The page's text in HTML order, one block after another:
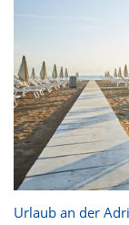
Urlaub an der